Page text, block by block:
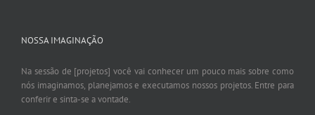
NOSSA IMAGINAÇÃO
Na sessão de [projetos] você vai conhecer um pouco mais sobre como
nós imaginamos, planejamos e executamos nossos projetos. Entre para
conferir e sinta-se a vontade.